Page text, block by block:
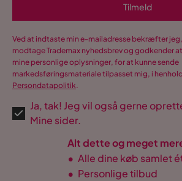
Tilmeld
Ved at indtaste min e-mailadresse bekræfter
modtage Trademax nyhedsbrev og godkender
mine personlige oplysninger, for at kunne sende
markedsføringsmateriale tilpasset mig, i
Persondatapolitik.
Ja, tak! Jeg vil også gerne
Mine sider.
Alt dette og meget
• Alle dine køb samlet
• Personlige tilbud